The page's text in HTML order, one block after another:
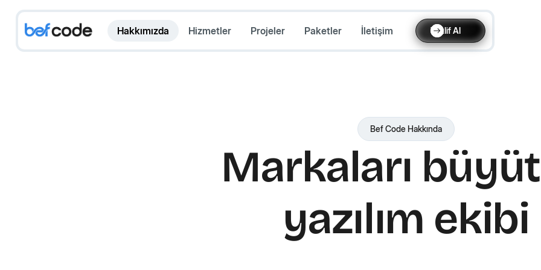
Hakkımızda Hizmetler Projeler Paketler İletişim Teklif Al
Bef Code Hakkında
Markaları
yazılım ekibi